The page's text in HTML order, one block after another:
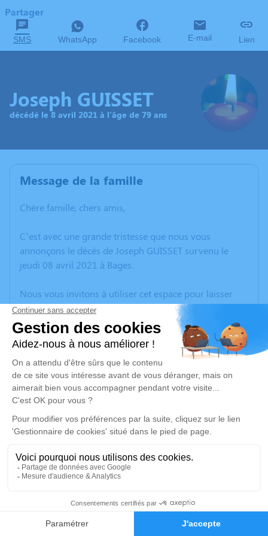
Faire-part Hommages
Partager
SMS WhatsApp Facebook E-mail Lien
Joseph GUISSET
décédé le 8 avril 2021 à l'âge de 79 ans
Message de la famille
Chère famille, chers amis,
C’est avec une grande tristesse que nous vous
annonçons le décès de Joseph GUISSET survenu le
jeudi 08 avril 2021 à Bages.
Nous vous invitons à utiliser cet espace pour laisser
vos condoléances, partager des photos souvenirs, une
anecdote ou exprimer vos pensées à travers des
poèmes ou des textes. Cet endroit est un lieu
d'expression dédié à honorer la mémoire de Joseph
GUISSET.
Un service de plantation d’arbre hommage est
disponible ici.
Je rends hommage
Cérémonie civile
Crématorium de Perpignan
699, rue Louis Mouillard